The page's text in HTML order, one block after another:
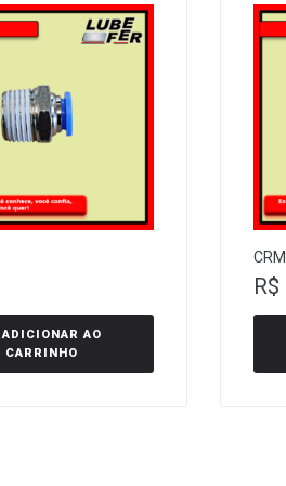
ADICIONAR AO
CARRINHO
R$